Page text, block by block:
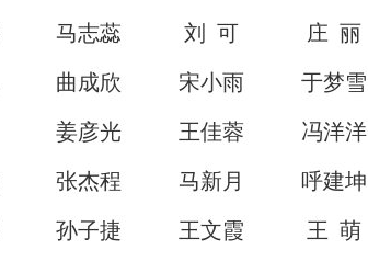
马志蕊 刘 可 庄 丽
曲成欣 宋小雨 于梦雪
姜彦光 王佳蓉 冯洋洋
张杰程 马新月 呼建坤
孙子捷 王文霞 王 萌